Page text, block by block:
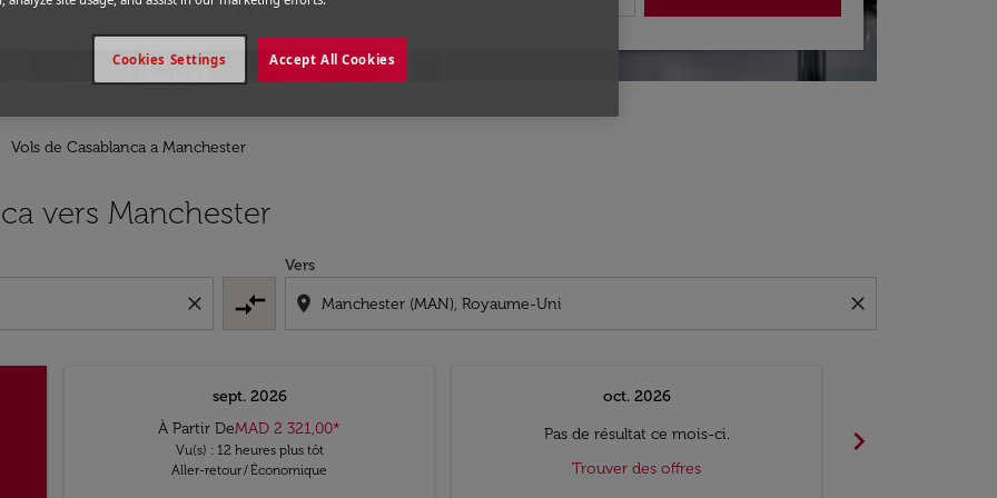
Vols de Casablanca a Manchester
vers Manchester
close compare_arrows
Vers
location_on close
sept. 2026
À Partir DeMAD 2 321,00*
Vu(s) : 12 heures plus tôt
Aller-retour/Économique
oct. 2026
Pas de résultat ce mois-ci.
Trouver des offres
chevron_right
Accept All Cookies
Cookies Settings